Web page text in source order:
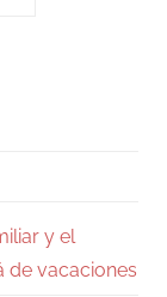
y el
de vacaciones